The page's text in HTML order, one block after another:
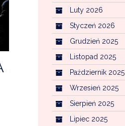
Luty 2026
Styczeń 2026
Grudzień 2025
Listopad 2025
Październik 2025
Wrzesień 2025
Sierpień 2025
Lipiec 2025